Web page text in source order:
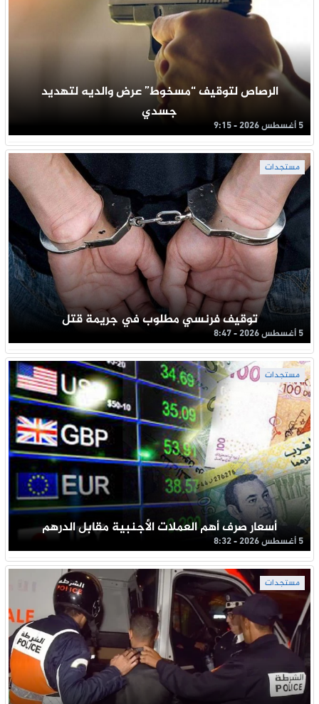
الرصاص لتوقيف “مسخوط” عرض والديه لتهديد
جسدي
5 أغسطس 2026 - 9:15
مستجدات
توقيف فرنسي مطلوب في جريمة قتل
5 أغسطس 2026 - 8:47
مستجدات
أسعار صرف أهم العملات الأجنبية مقابل الدرهم
5 أغسطس 2026 - 8:32
مستجدات